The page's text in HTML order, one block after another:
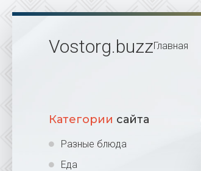
Vostorg.buzzГлавная
Категории сайта
Разные блюда
Еда